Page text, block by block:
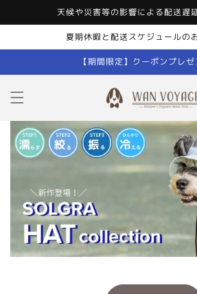
コンテン
ツに進む
天候や災害等の影響による配送遅
夏期休暇と配送スケジュールの
【期間限定】クーポンプレゼ